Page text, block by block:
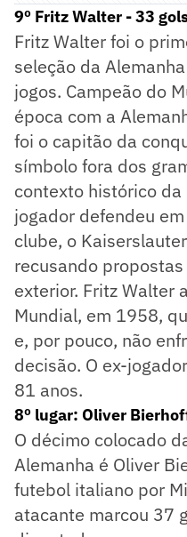
9º Fritz Walter - 33
Fritz Walter foi o
seleção da
jogos. Campeão do
época com a
foi o capitão da
símbolo fora dos
contexto histórico
jogador defendeu
clube, o
recusando
exterior. Fritz Walter
Mundial, em 1958,
e, por pouco, não
decisão. O ex-
81 anos.
8º lugar: Oliver
O décimo colocado
Alemanha é Oliver
futebol italiano por
atacante marcou 37